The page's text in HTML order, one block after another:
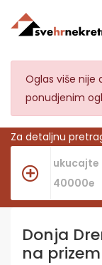
Oglas više nije
ponudjenim
Za detaljnu
Donja
na